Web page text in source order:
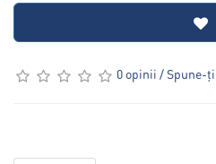
0 opinii /Spune-